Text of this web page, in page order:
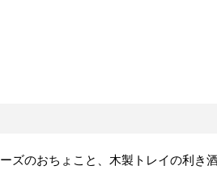
ズのおちょこと、木製トレイの利き